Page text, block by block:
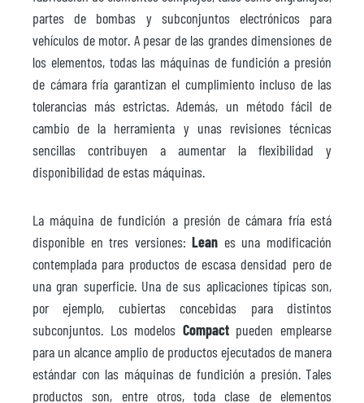
partes de bombas y subconjuntos electrónicos para
vehículos de motor. A pesar de las grandes dimensiones de
los elementos, todas las máquinas de fundición a presión
de cámara fría garantizan el cumplimiento incluso de las
tolerancias más estrictas. Además, un método fácil de
cambio de la herramienta y unas revisiones técnicas
sencillas contribuyen a aumentar la flexibilidad y
disponibilidad de estas máquinas.
La máquina de fundición a presión de cámara fría está
disponible en tres versiones:Lean es una modificación
contemplada para productos de escasa densidad pero de
una gran superficie. Una de sus aplicaciones típicas son,
por ejemplo, cubiertas concebidas para distintos
subconjuntos. Los modelos Compactpueden emplearse
para un alcance amplio de productos ejecutados de manera
estándar con las máquinas de fundición a presión. Tales
productos son, entre otros, toda clase de elementos